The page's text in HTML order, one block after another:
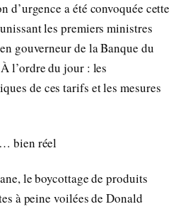
d’urgence a été convoquée cette
les premiers ministres
gouverneur de la Banque du
l’ordre du jour : les
de ces tarifs et les mesures
bien réel
le boycottage de produits
à peine voilées de Donald